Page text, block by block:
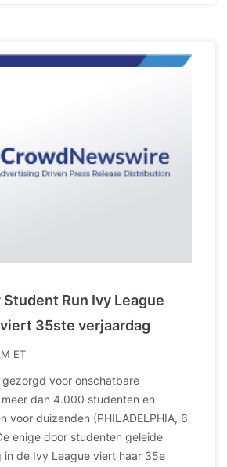
Student Run Ivy League
35ste verjaardag
ET
voor onschatbare
dan 4.000 studenten en
voor duizenden (PHILADELPHIA, 6
enige door studenten geleide
in de Ivy League viert haar 35e